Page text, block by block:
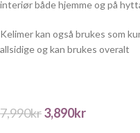
interiør både hjemme og på
Kelimer kan også brukes som
allsidige og kan brukes overalt
7,990kr3,890kr